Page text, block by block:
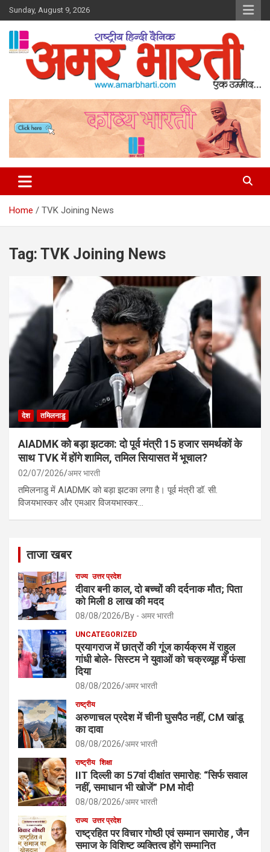
Skip
to
content
Sunday, August 9, 2026
Amar Bharti Media Group
Home TVK Joining News
Tag: TVK Joining News
देश तमिलनाडु
AIADMK को बड़ा झटका: दो पूर्व मंत्री 15 हजार समर्थकों के
साथ TVK में होंगे शामिल, तमिल सियासत में भूचाल?
02/07/2026 अमर भारती
तमिलनाडु में AIADMK को बड़ा झटका लगा है। पूर्व मंत्री डॉ. सी.
विजयभास्कर और एमआर विजयभास्कर…
ताजा खबर
राज्य उत्तर प्रदेश
दीवार बनी काल, दो बच्चों की दर्दनाक मौत; पिता
को मिली 8 लाख की मदद
08/08/2026 By - अमर भारती
UNCATEGORIZED
प्रयागराज में छात्रों की गूंज कार्यक्रम में राहुल
गांधी बोले- सिस्टम ने युवाओं को चक्रव्यूह में फंसा
दिया
08/08/2026 अमर भारती
राष्ट्रीय
अरुणाचल प्रदेश में चीनी घुसपैठ नहीं, CM खांडू
का दावा
08/08/2026 अमर भारती
राष्ट्रीय शिक्षा
IIT दिल्ली का 57वां दीक्षांत समारोह: “सिर्फ सवाल
नहीं, समाधान भी खोजें” PM मोदी
08/08/2026 अमर भारती
राज्य उत्तर प्रदेश
राष्ट्रहित पर विचार गोष्ठी एवं सम्मान समारोह , जैन
समाज के विशिष्ट व्यक्तित्व होंगे सम्मानित